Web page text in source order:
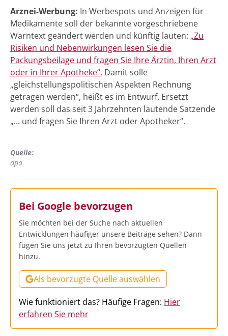
Arznei-Werbung: In Werbespots und Anzeigen für
Medikamente soll der bekannte vorgeschriebene
Warntext geändert werden und künftig lauten: „Zu
Risiken und Nebenwirkungen lesen Sie die
Packungsbeilage und fragen Sie Ihre Ärztin, Ihren Arzt
oder in Ihrer Apotheke“. Damit solle
„gleichstellungspolitischen Aspekten Rechnung
getragen werden“, heißt es im Entwurf. Ersetzt
werden soll das seit 3 Jahrzehnten lautende Satzende
„... und fragen Sie Ihren Arzt oder Apotheker“.
Quelle:
dpa
Bei Google bevorzugen
Sie möchten bei der Suche nach aktuellen
Entwicklungen häufiger unsere Beiträge sehen? Dann
fügen Sie uns jetzt zu Ihren bevorzugten Quellen
hinzu.
Als bevorzugte Quelle auswählen
Wie funktioniert das? Häufige Fragen: Hier
erfahren Sie mehr